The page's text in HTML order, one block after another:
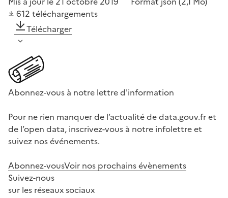
612 téléchargements
Télécharger
Abonnez-vous à notre lettre d'information
Pour ne rien manquer de l’actualité de data.gouv.fr et
de l’open data, inscrivez-vous à notre infolettre et
suivez nos événements.
Abonnez-vousVoir nos prochains évènements
Suivez-nous
sur les réseaux sociaux